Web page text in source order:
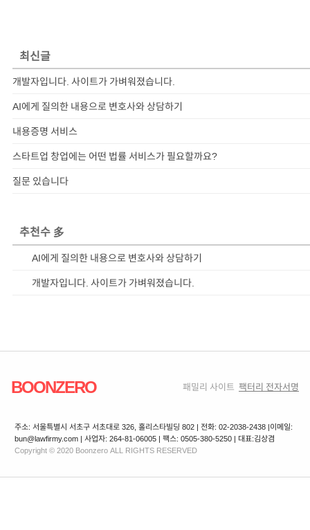
최신글
개발자입니다. 사이트가 가벼워졌습니다.
AI에게 질의한 내용으로 변호사와 상담하기
내용증명 서비스
스타트업 창업에는 어떤 법률 서비스가 필요할까요?
질문 있습니다
추천수 多
AI에게 질의한 내용으로 변호사와 상담하기
개발자입니다. 사이트가 가벼워졌습니다.
BOONZERO 패밀리 사이트 팩터리 전자서명
주소: 서울특별시 서초구 서초대로 326, 홀리스타빌딩 802 | 전화: 02-2038-2438 |이메일:
bun@lawfirmy.com | 사업자: 264-81-06005 | 팩스: 0505-380-5250 | 대표:김상겸
Copyright © 2020 Boonzero ALL RIGHTS RESERVED